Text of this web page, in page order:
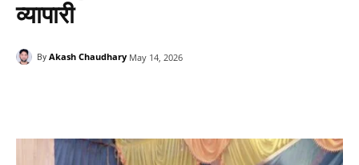
व्यापारी
By Akash Chaudhary May 14, 2026